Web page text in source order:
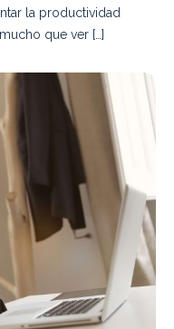
la productividad
que ver […]